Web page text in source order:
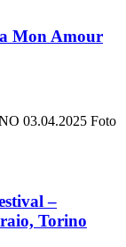
Mon Amour
03.04.2025 Foto
–
Torino